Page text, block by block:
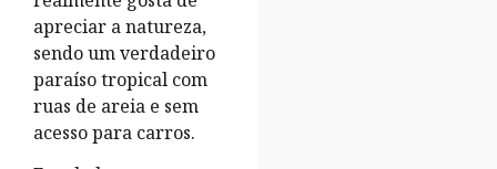
apreciar a natureza,
sendo um verdadeiro
paraíso tropical com
ruas de areia e sem
acesso para carros.